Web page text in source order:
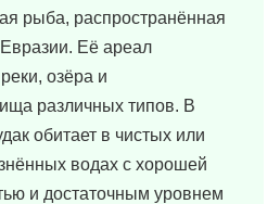
рыба, распространённая
Её ареал
озёра и
различных типов. В
обитает в чистых или
водах с хорошей
и достаточным уровнем